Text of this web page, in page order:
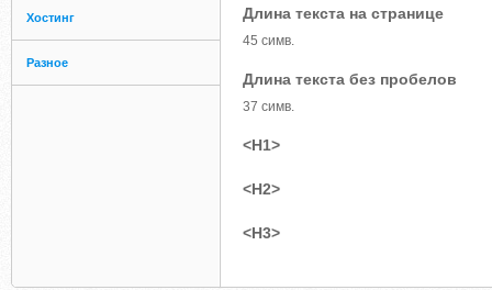
Хостинг
Разное
Длина текста на странице
45 симв.
Длина текста без пробелов
37 симв.
<H1>
<H2>
<H3>